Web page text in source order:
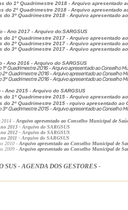
do 1º Quadrimestre 2018 - Arquivo
do 2º Quadrimestre 2018 - Arquivo apresentado
do 3º Quadrimestre 2018 - Arquivo apresentado
- Ano 2017 - Arquivo do:SARGSUS
do 1º Quadrimestre 2017 - Arquivo apresentado
do 2º Quadrimestre 2017 - Arquivo apresentado
do 3º Quadrimestre 2017 - Arquivo apresentado
- Ano 2016 - Arquivo do SARGSUS
Quadrimestre 2016 - Arquivo apresentado ao Conselho
2º Quadrimestre 2016 - Arquivo apresentado ao Conselho
3º Quadrimestre 2016 - Arquivo apresentado ao Conselho
Ano 2015 - Arquivo do SARGSUS
do 1º Quadrimestre 2015 - Arquivo apresentado
do 2º Quadrimestre 2015 - rquivo apresentado
Quadrimestre 2015 - Arquivo apresentado ao Conselho
2014 -Arquivo apresentado ao Conselho Municipal de
2013 - Arquivo do SARGSUS
2012 - Arquivo do SARGSUS
2011 - Arquivo do SARGSUS
2010 -Arquivo apresentado ao Conselho Municipal de
2009 -Arquivo apresentado ao Conselho Municipal de
- AGENDA DOS GESTORES -